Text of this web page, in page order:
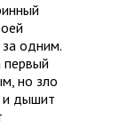
одним.
первый
но зло
и дышит